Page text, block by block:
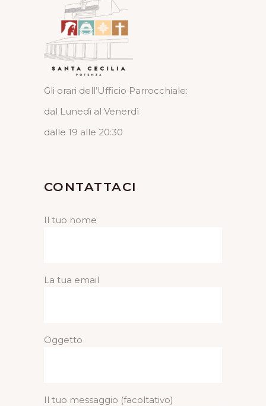
Gli orari dell’Ufficio Parrocchiale:
dal Lunedì al Venerdì
dalle 19 alle 20:30
CONTATTACI
Il tuo nome
La tua email
Oggetto
Il tuo messaggio (facoltativo)